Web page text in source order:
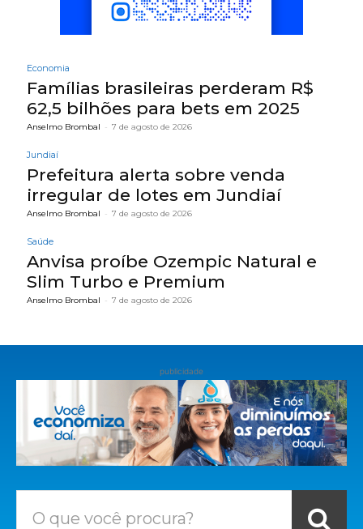
Economia
Famílias brasileiras perderam R$
62,5 bilhões para bets em 2025
Anselmo Brombal - 7 de agosto de 2026
Jundiaí
Prefeitura alerta sobre venda
irregular de lotes em Jundiaí
Anselmo Brombal - 7 de agosto de 2026
Saúde
Anvisa proíbe Ozempic Natural e
Slim Turbo e Premium
Anselmo Brombal - 7 de agosto de 2026
publicidade
O que você procura?